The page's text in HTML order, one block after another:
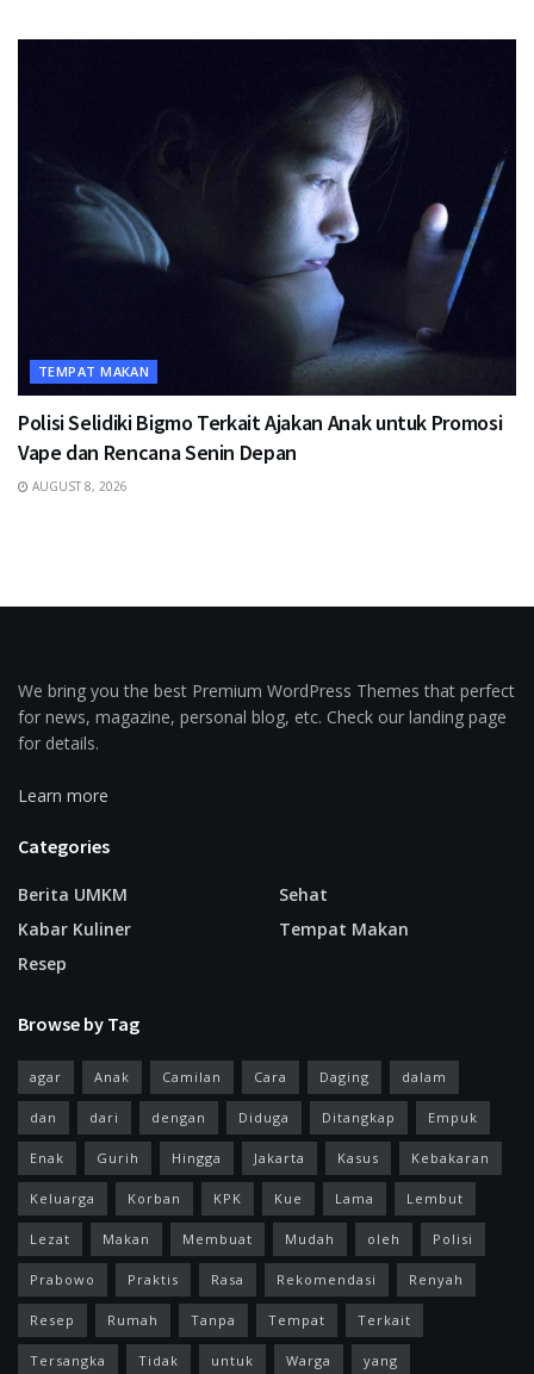
TEMPAT MAKAN
Polisi Selidiki Bigmo Terkait Ajakan Anak untuk Promosi
Vape dan Rencana Senin Depan
AUGUST 8, 2026
We bring you the best Premium WordPress Themes that perfect
for news, magazine, personal blog, etc. Check our landing page
for details.
Learn more
Categories
Berita UMKM
Kabar Kuliner
Resep
Sehat
Tempat Makan
Browse by Tag
agar Anak Camilan Cara Daging dalam
dan dari dengan Diduga Ditangkap Empuk
Enak Gurih Hingga Jakarta Kasus Kebakaran
Keluarga Korban KPK Kue Lama Lembut
Lezat Makan Membuat Mudah oleh Polisi
Prabowo Praktis Rasa Rekomendasi Renyah
Resep Rumah Tanpa Tempat Terkait
Tersangka Tidak untuk Warga yang